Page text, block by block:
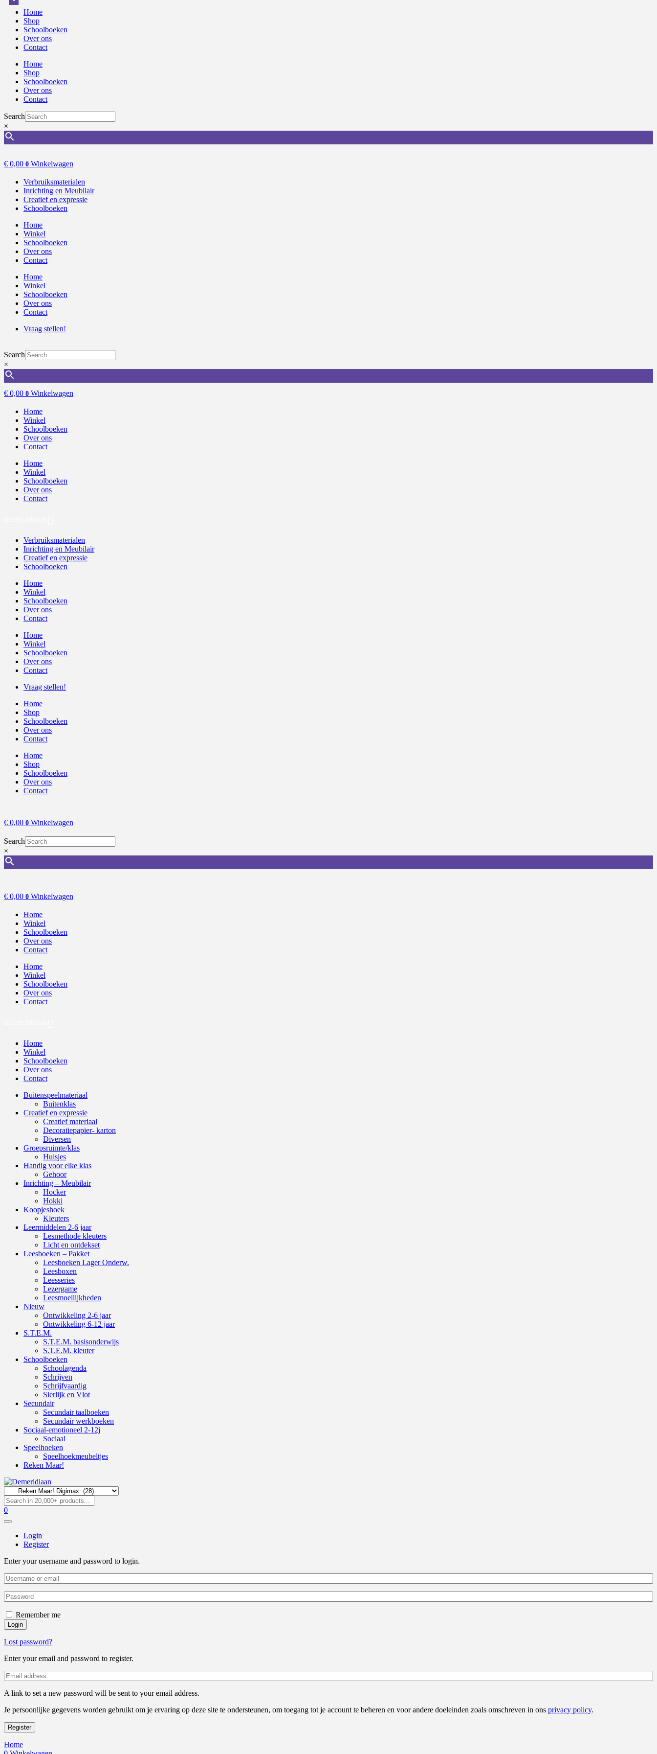
Home
Shop
Schoolboeken
Over ons
Contact
Home
Shop
Schoolboeken
Over ons
Contact
Search
×
€ 0,00 0 Winkelwagen
Verbruiksmaterialen
Inrichting en Meubilair
Creatief en expressie
Schoolboeken
Home
Winkel
Schoolboeken
Over ons
Contact
Home
Winkel
Schoolboeken
Over ons
Contact
Vraag stellen!
Search
×
€ 0,00 0 Winkelwagen
Home
Winkel
Schoolboeken
Over ons
Contact
Home
Winkel
Schoolboeken
Over ons
Contact
Verbruiksmaterialen
Inrichting en Meubilair
Creatief en expressie
Schoolboeken
Home
Winkel
Schoolboeken
Over ons
Contact
Home
Winkel
Schoolboeken
Over ons
Contact
Vraag stellen!
Home
Shop
Schoolboeken
Over ons
Contact
Home
Shop
Schoolboeken
Over ons
Contact
€ 0,00 0 Winkelwagen
Search
×
€ 0,00 0 Winkelwagen
Home
Winkel
Schoolboeken
Over ons
Contact
Home
Winkel
Schoolboeken
Over ons
Contact
Home
Winkel
Schoolboeken
Over ons
Contact
Buitenspeelmateriaal
Buitenklas
Creatief en expressie
Creatief materiaal
Decoratiepapier- karton
Diversen
Groepsruimte/klas
Huisjes
Handig voor elke klas
Gehoor
Inrichting – Meubilair
Hocker
Hokki
Koopjeshoek
Kleuters
Leermiddelen 2-6 jaar
Lesmethode kleuters
Licht en ontdekset
Leesboeken – Pakket
Leesboeken Lager Onderw.
Leesboxen
Leesseries
Lezergame
Leesmoeilijkheden
Nieuw
Ontwikkeling 2-6 jaar
Ontwikkeling 6-12 jaar
S.T.E.M.
S.T.E.M. basisonderwijs
S.T.E.M. kleuter
Schoolboeken
Schoolagenda
Schrijven
Schrijfvaardig
Sierlijk en Vlot
Secundair
Secundair taalboeken
Secundair werkboeken
Sociaal-emotioneel 2-12j
Sociaal
Speelhoeken
Speelhoekmeubeltjes
Reken Maar!
0
Login
Register
Enter your username and password to login.
Remember me
Login
Lost password?
Enter your email and password to register.
A link to set a new password will be sent to your email address.
Je persoonlijke gegevens worden gebruikt om je ervaring op deze site te ondersteunen, om toegang tot je account te beheren en voor andere doeleinden zoals omschreven in ons privacy policy.
Register
Home